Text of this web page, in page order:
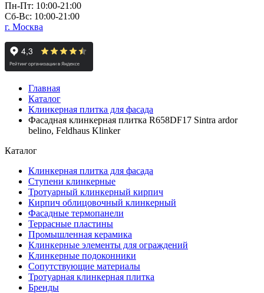
Пн-Пт: 10:00-21:00
Сб-Вс: 10:00-21:00
г. Москва
Главная
Каталог
Клинкерная плитка для фасада
Фасадная клинкерная плитка R658DF17 Sintra ardor
belino, Feldhaus Klinker
Каталог
Клинкерная плитка для фасада
Ступени клинкерные
Тротуарный клинкерный кирпич
Кирпич облицовочный клинкерный
Фасадные термопанели
Террасные пластины
Промышленная керамика
Клинкерные элементы для ограждений
Клинкерные подоконники
Сопутствующие материалы
Тротуарная клинкерная плитка
Бренды